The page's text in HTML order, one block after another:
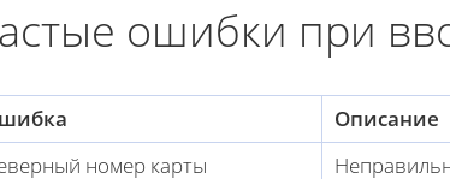
ошибки при
Описание
номер карты